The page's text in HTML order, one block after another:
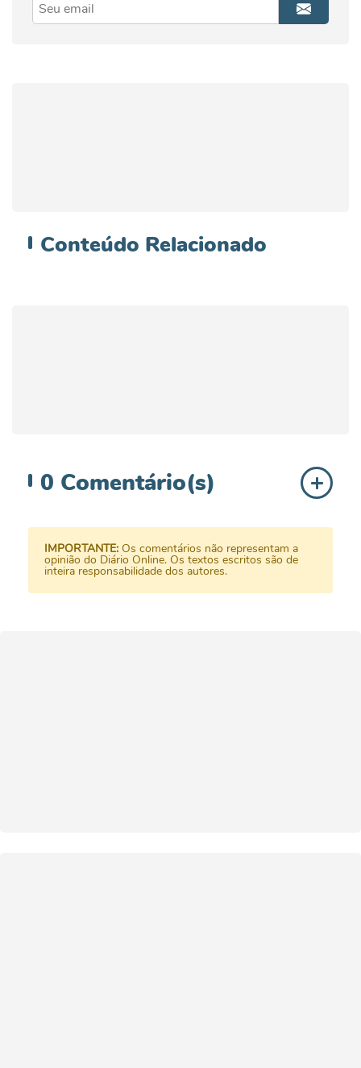
Conteúdo Relacionado
0 Comentário(s)
IMPORTANTE: Os comentários não representam a
opinião do Diário Online. Os textos escritos são de
inteira responsabilidade dos autores.